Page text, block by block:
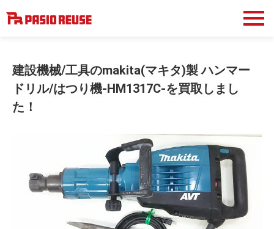
建設機械/工具のmakita(マキタ)製 ハンマー
ドリル/はつり機-HM1317C-を買取しまし
た！